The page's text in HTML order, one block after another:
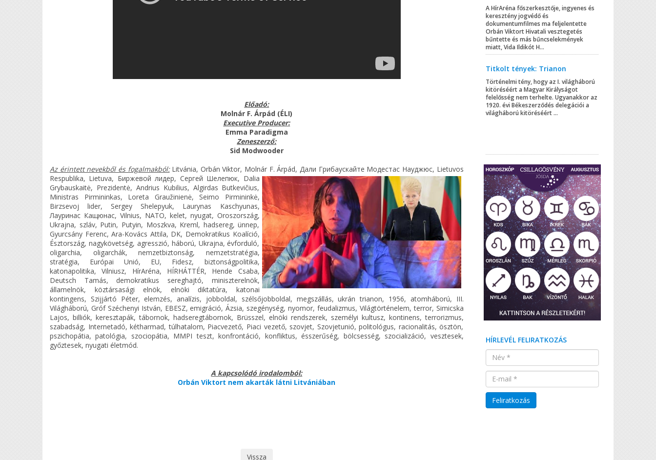
Előadó:
Molnár F. Árpád (ÉLI)
Executive Producer:
Emma Paradigma
Zeneszerző:
Sid Modwooder
Az érintett nevekből és fogalmakból:Litvánia, Orbán Viktor, Molnár F. Árpád, Дали Грибаускайте Модестас Науджюс, Lietuvos
Respublika, Lietuva, Биржевой лидер, Сергей Шелепюк, Dalia
Grybauskaitė, Prezidentė, Andrius Kubilius, Algirdas Butkevičius,
Ministras Pirmininkas, Loreta Graužinienė, Seimo Pirmininkė,
Birzsevoj lider, Sergey Shelepyuk, Laurynas Kaschyunas,
Лауринас Кащюнас, Vilnius, NATO, kelet, nyugat, Oroszország,
Ukrajna, szláv, Putin, Putyin, Moszkva, Kreml, hadsereg, ünnep,
Gyurcsány Ferenc, Ara-Kovács Attila, DK, Demokratikus Koalíció,
Észtország, nagykövetség, agresszió, háború, Ukrajna, évforduló,
oligarchia, oligarchák, nemzetbiztonság, nemzetstratégia,
stratégia, Európai Unió, EU, Fidesz, biztonságpolitika,
katonapolitika, Vilniusz, HírAréna, HÍRHÁTTÉR, Hende Csaba,
Deutsch Tamás, demokratikus sereghajtó, miniszterelnök,
államelnök, köztársasági elnök, elnöki diktatúra, katonai
kontingens, Szijjártó Péter, elemzés, analízis, jobboldal, szélsőjobboldal, megszállás, ukrán trianon, 1956, atomháború, III.
Világháború, Gróf Széchenyi István, EBESZ, emigráció, Ázsia, szegénység, nyomor, feudalizmus, Világtörténelem, terror, Simicska
Lajos, billiók, keresztapák, tábornok, hadseregtábornok, Brüsszel, elnöki rendszerek, személyi kultusz, kontinens, terrorizmus,
szabadság, Internetadó, kétharmad, túlhatalom, Piacvezető, Piaci vezető, szovjet, Szovjetunió, politológus, racionalitás, ösztön,
pszichopátia, patológia, szociopátia, MMPI teszt, konfrontáció, konfliktus, ésszerűség, bölcsesség, szocializáció, vesztesek,
győztesek, nyugati életmód.
A kapcsolódó irodalomból:
Orbán Viktort nem akarták látni Litvániában
Vissza
A HírAréna főszerkesztője, ingyenes és
keresztény jogvédő és
dokumentumfilmes ma feljelentette
Orbán Viktort Hivatali vesztegetés
bűntette és más bűncselekmények
miatt, Vida Ildikót H...
Titkolt tények: Trianon
Történelmi tény, hogy az I. világháború
kitöréséért a Magyar Királyságot
felelősség nem terhelte. Ugyanakkor az
1920. évi Békeszerződés delegációi a
világháború kitöréséért ...
HÍRLEVÉL FELIRATKOZÁS